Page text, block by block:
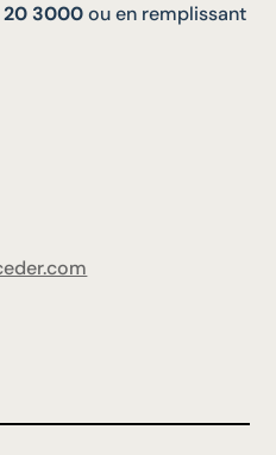
20 3000ou en remplissant